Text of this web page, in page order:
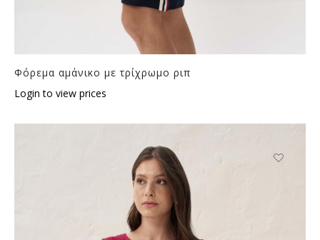
Φόρεμα αμάνικο με τρίχρωμο ριπ
Login to view prices